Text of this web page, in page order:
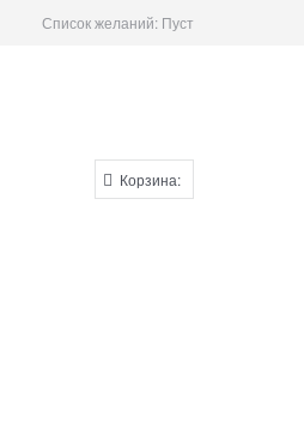
Список желаний: Пуст
Корзина: